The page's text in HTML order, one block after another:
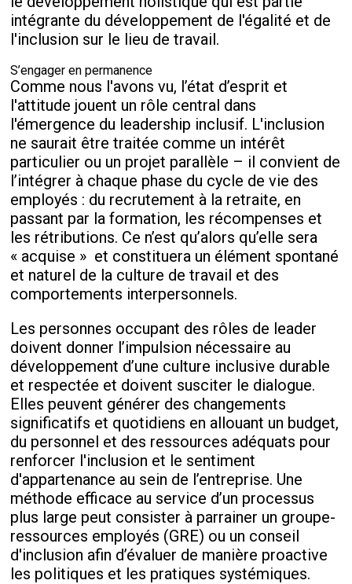
intégrante du développement de l'égalité et de
l'inclusion sur le lieu de travail.
S’engager en permanence
Comme nous l'avons vu, l’état d’esprit et
l'attitude jouent un rôle central dans
l'émergence du leadership inclusif. L'inclusion
ne saurait être traitée comme un intérêt
particulier ou un projet parallèle – il convient de
l’intégrer à chaque phase du cycle de vie des
employés : du recrutement à la retraite, en
passant par la formation, les récompenses et
les rétributions. Ce n’est qu’alors qu’elle sera
« acquise » et constituera un élément spontané
et naturel de la culture de travail et des
comportements interpersonnels.
Les personnes occupant des rôles de leader
doivent donner l’impulsion nécessaire au
développement d’une culture inclusive durable
et respectée et doivent susciter le dialogue.
Elles peuvent générer des changements
significatifs et quotidiens en allouant un budget,
du personnel et des ressources adéquats pour
renforcer l'inclusion et le sentiment
d'appartenance au sein de l’entreprise. Une
méthode efficace au service d’un processus
plus large peut consister à parrainer un groupe-
ressources employés (GRE) ou un conseil
d'inclusion afin d’évaluer de manière proactive
les politiques et les pratiques systémiques.